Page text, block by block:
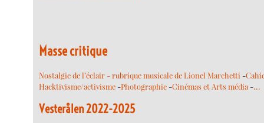
Masse critique
Nostalgie de l’éclair - rubrique musicale de Lionel Marchetti -
Hacktivisme/activisme -Photographie -Cinémas et Arts média -…
Vesterålen 2022-2025